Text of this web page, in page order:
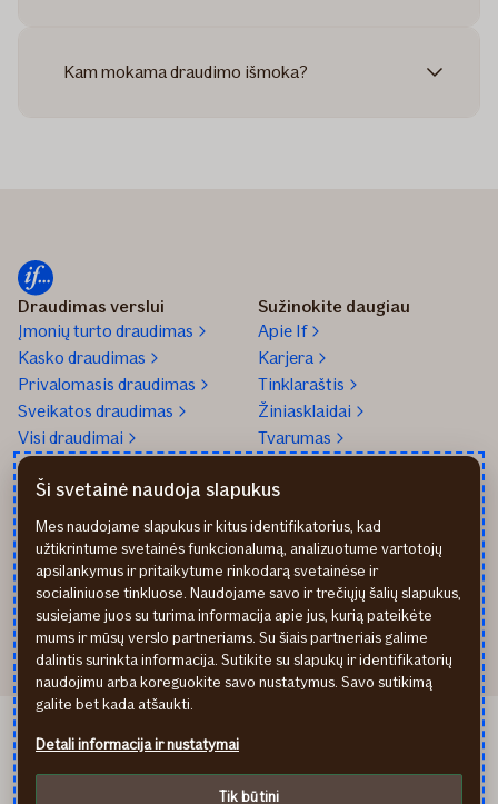
Kam mokama draudimo išmoka?
Draudimas verslui
Įmonių turto draudimas
Kasko draudimas
Privalomasis draudimas
Sveikatos draudimas
Visi draudimai
Sužinokite daugiau
Apie If
Karjera
Tinklaraštis
Žiniasklaidai
Tvarumas
Gaukite pagalbą
Transporto remonto
partneriai
Sveikatos draudimo
partneriai
Parašykite mums
Apmokėjimo būdai
Atsiliepimai
Rekvizitai
If Apdrošināšana LV
Privatumo politika
Ši svetainė naudoja slapukus
Mes naudojame slapukus ir kitus identifikatorius, kad
užtikrintume svetainės funkcionalumą, analizuotume vartotojų
apsilankymus ir pritaikytume rinkodarą svetainėse ir
socialiniuose tinkluose. Naudojame savo ir trečiųjų šalių slapukus,
susiejame juos su turima informacija apie jus, kurią pateikėte
mums ir mūsų verslo partneriams. Su šiais partneriais galime
dalintis surinkta informacija. Sutikite su slapukų ir identifikatorių
naudojimu arba koreguokite savo nustatymus. Savo sutikimą
galite bet kada atšaukti.
Detali informacija ir nustatymai
Tik būtini